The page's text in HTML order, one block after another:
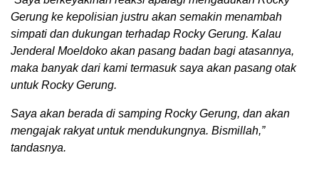
Gerung ke kepolisian justru akan semakin menambah
simpati dan dukungan terhadap Rocky Gerung. Kalau
Jenderal Moeldoko akan pasang badan bagi atasannya,
maka banyak dari kami termasuk saya akan pasang otak
untuk Rocky Gerung.
Saya akan berada di samping Rocky Gerung, dan akan
mengajak rakyat untuk mendukungnya. Bismillah,”
tandasnya.